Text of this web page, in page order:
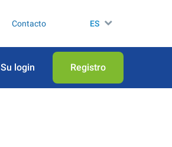
Contacto ES
Su login Registro